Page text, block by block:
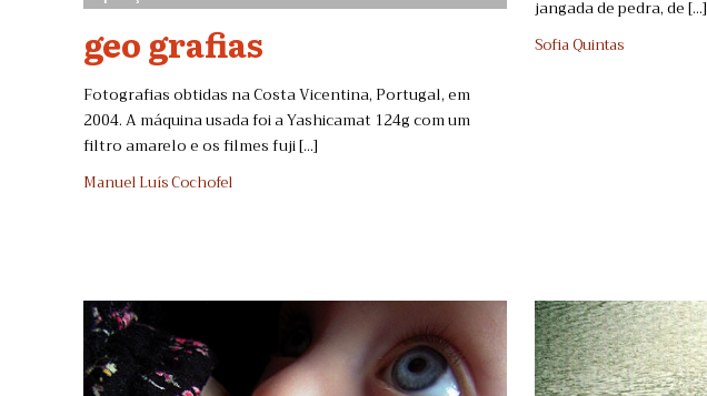
geo grafias
Fotografias obtidas na Costa Vicentina, Portugal, em
2004. A máquina usada foi a Yashicamat 124g com um
filtro amarelo e os filmes fuji [...]
Manuel Luís Cochofel
jangada de pedra, de [...]
Sofia Quintas